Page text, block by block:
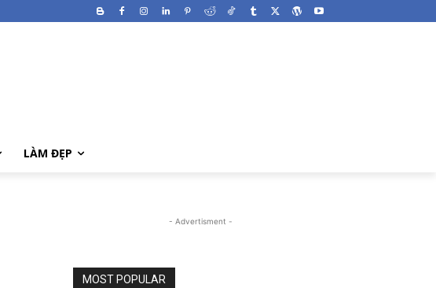
LÀM ĐẸP
- Advertisment -
MOST POPULAR